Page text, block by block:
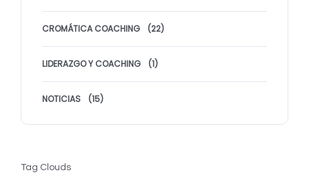
CROMÁTICA COACHING (22)
LIDERAZGO Y COACHING (1)
NOTICIAS (15)
Tag Clouds